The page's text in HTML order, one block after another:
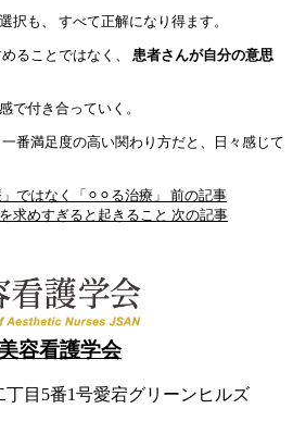
択も、 すべて正解になり得ます。
ることではなく、 患者さんが自分の意思
で付き合っていく。
番満足度の高い関わり方だと、日々感じて
ではなく「⚪︎⚪︎る治療」
前の記事
求めすぎると起きること 次の記事
目5番1号愛宕グリーンヒルズ